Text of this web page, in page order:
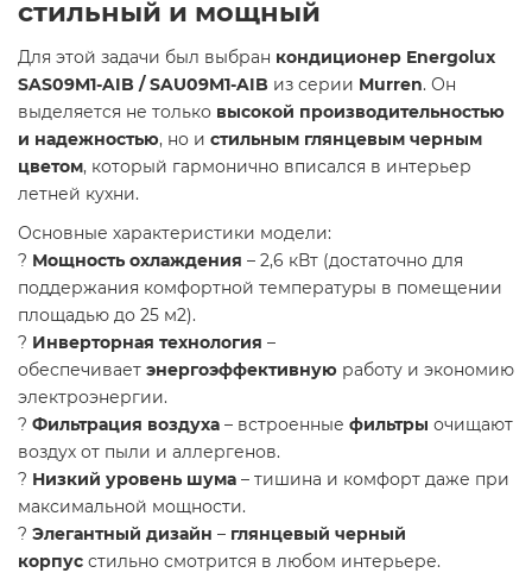
стильный и мощный
Для этой задачи был выбран кондиционер Energolux
SAS09M1-AIB / SAU09M1-AIB из серии Murren. Он
выделяется не только высокой производительностью
и надежностью, но и стильным глянцевым черным
цветом, который гармонично вписался в интерьер
летней кухни.
Основные характеристики модели:
? Мощность охлаждения – 2,6 кВт (достаточно для
поддержания комфортной температуры в помещении
площадью до 25 м2).
? Инверторная технология –
обеспечивает энергоэффективную работу и экономию
электроэнергии.
? Фильтрация воздуха – встроенные фильтры очищают
воздух от пыли и аллергенов.
? Низкий уровень шума – тишина и комфорт даже при
максимальной мощности.
? Элегантный дизайн – глянцевый черный
корпус стильно смотрится в любом интерьере.